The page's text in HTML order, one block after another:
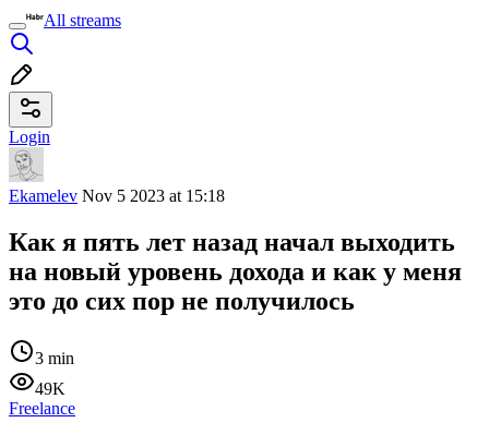
All streams
Login
Ekamelev Nov 5 2023 at 15:18
Как я пять лет назад начал выходить
на новый уровень дохода и как у меня
это до сих пор не получилось
3 min
49K
Freelance